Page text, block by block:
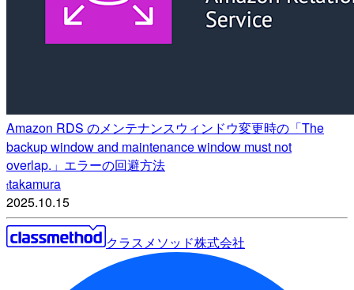
Amazon RDS のメンテナンスウィンドウ変更時の「The
backup window and maintenance window must not
overlap.」エラーの回避方法
ttakamura
2025.10.15
クラスメソッド株式会社